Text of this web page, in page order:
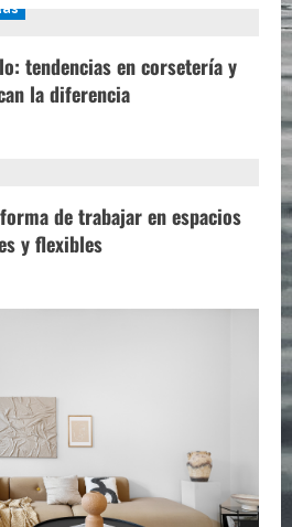
tendencias en corsetería y
la diferencia
de trabajar en espacios
y flexibles